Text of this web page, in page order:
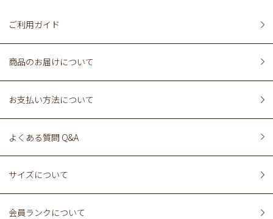
ご利用ガイド
商品のお届けについて
お支払い方法について
よくある質問 Q&A
サイズについて
会員ランクについて